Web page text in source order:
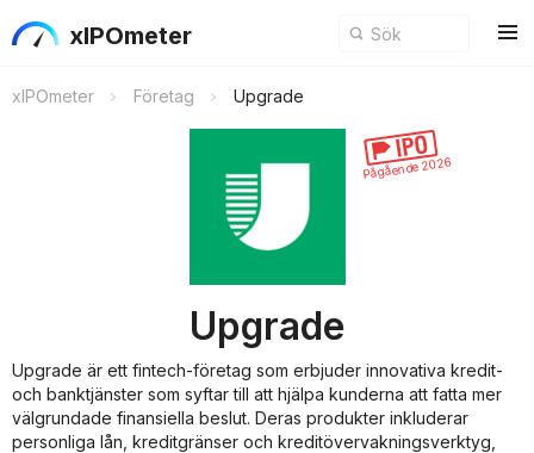
xIPOmeter
xIPOmeter Företag Upgrade
Pågående 2026
Upgrade
Upgrade är ett fintech-företag som erbjuder innovativa kredit-
och banktjänster som syftar till att hjälpa kunderna att fatta mer
välgrundade finansiella beslut. Deras produkter inkluderar
personliga lån, kreditgränser och kreditövervakningsverktyg,